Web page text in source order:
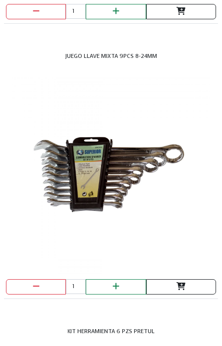
JUEGO LLAVE MIXTA 9PCS 8-24MM
KIT HERRAMIENTA 6 PZS PRETUL